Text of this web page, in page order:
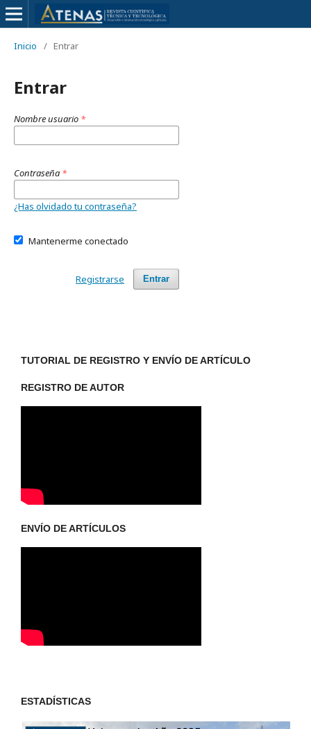
Inicio / Entrar
Entrar
Nombre usuario *
Contraseña *
¿Has olvidado tu contraseña?
Mantenerme conectado
Entrar
Registrarse
TUTORIAL DE REGISTRO Y ENVÍO DE ARTÍCULO
REGISTRO DE AUTOR
ENVÍO DE ARTÍCULOS
ESTADÍSTICAS